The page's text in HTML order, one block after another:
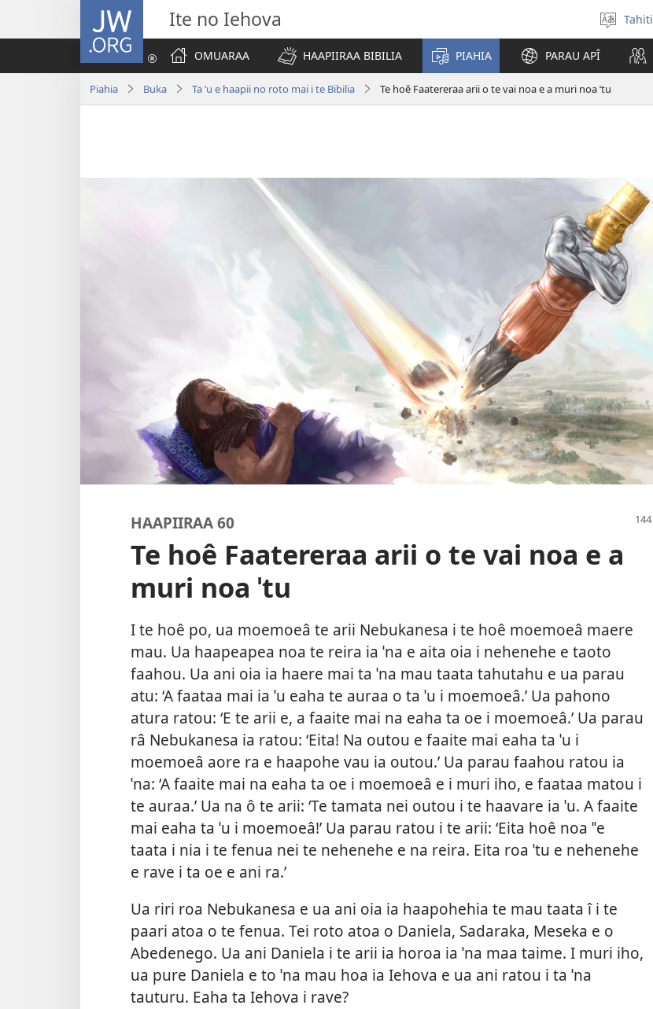
JW.ORG Ite no Iehova
Maiti
te
reo
Tahiti
OMUARAA
HAAPIIRAA BIBILIA PIAHIA PARAU APÎ
Piahia Buka Ta ˈu e haapii no roto mai i te Bibilia Te hoê Faatereraa arii o te vai noa e a muri noa ˈtu
HAAPIIRAA 60
Te hoê Faatereraa arii o te vai noa e a
muri noa ˈtu
I te hoê po, ua moemoeâ te arii Nebukanesa i te hoê moemoeâ maere
mau. Ua haapeapea noa te reira ia ˈna e aita oia i nehenehe e taoto
faahou. Ua ani oia ia haere mai ta ˈna mau taata tahutahu e ua parau
atu: ‘A faataa mai ia ˈu eaha te auraa o ta ˈu i moemoeâ.’ Ua pahono
atura ratou: ‘E te arii e, a faaite mai na eaha ta oe i moemoeâ.’ Ua parau
râ Nebukanesa ia ratou: ‘Eita! Na outou e faaite mai eaha ta ˈu i
moemoeâ aore ra e haapohe vau ia outou.’ Ua parau faahou ratou ia
ˈna: ‘A faaite mai na eaha ta oe i moemoeâ e i muri iho, e faataa matou i
te auraa.’ Ua na ô te arii: ‘Te tamata nei outou i te haavare ia ˈu. A faaite
mai eaha ta ˈu i moemoeâ!’ Ua parau ratou i te arii: ‘Eita hoê noa ˈˈe
taata i nia i te fenua nei te nehenehe e na reira. Eita roa ˈtu e nehenehe
e rave i ta oe e ani ra.’
Ua riri roa Nebukanesa e ua ani oia ia haapohehia te mau taata î i te
paari atoa o te fenua. Tei roto atoa o Daniela, Sadaraka, Meseka e o
Abedenego. Ua ani Daniela i te arii ia horoa ia ˈna maa taime. I muri iho,
ua pure Daniela e to ˈna mau hoa ia Iehova e ua ani ratou i ta ˈna
tauturu. Eaha ta Iehova i rave?